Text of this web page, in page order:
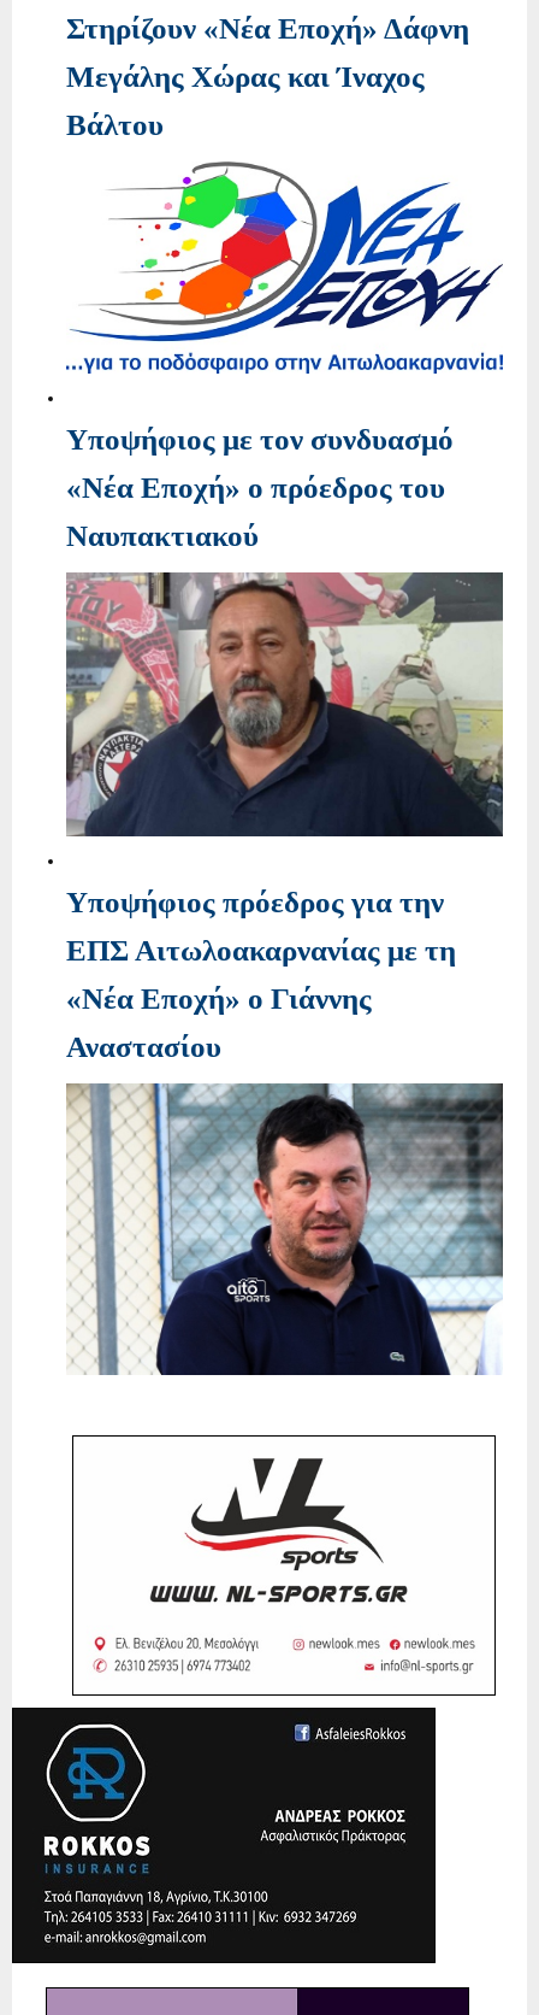
Στηρίζουν «Νέα Εποχή» Δάφνη
Μεγάλης Χώρας και Ίναχος
Βάλτου
Υποψήφιος με τον συνδυασμό
«Νέα Εποχή» ο πρόεδρος του
Ναυπακτιακού
Υποψήφιος πρόεδρος για την
ΕΠΣ Αιτωλοακαρνανίας με τη
«Νέα Εποχή» ο Γιάννης
Αναστασίου